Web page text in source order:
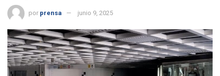
por prensa junio 9, 2025